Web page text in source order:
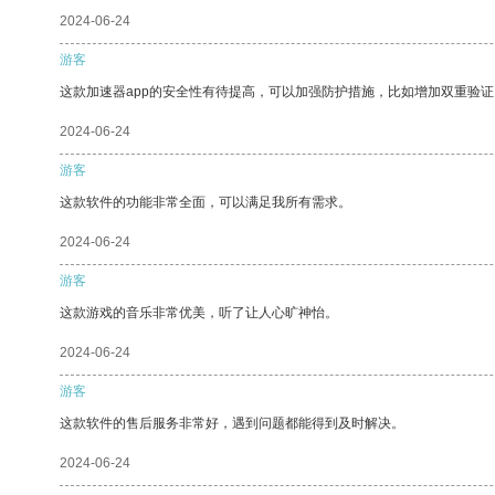
2024-06-24
游客
这款加速器app的安全性有待提高，可以加强防护措施，比如增加双重验
2024-06-24
游客
这款软件的功能非常全面，可以满足我所有需求。
2024-06-24
游客
这款游戏的音乐非常优美，听了让人心旷神怡。
2024-06-24
游客
这款软件的售后服务非常好，遇到问题都能得到及时解决。
2024-06-24